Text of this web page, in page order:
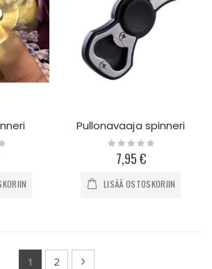
Pullonavaaja spinneri
Rating:
0%7,95 €
LISÄÄ OSTOSKORIIN
You're currently reading page
1 Page
2 Page
Seuraava